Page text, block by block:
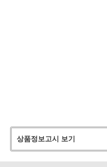
상품정보고시 보기